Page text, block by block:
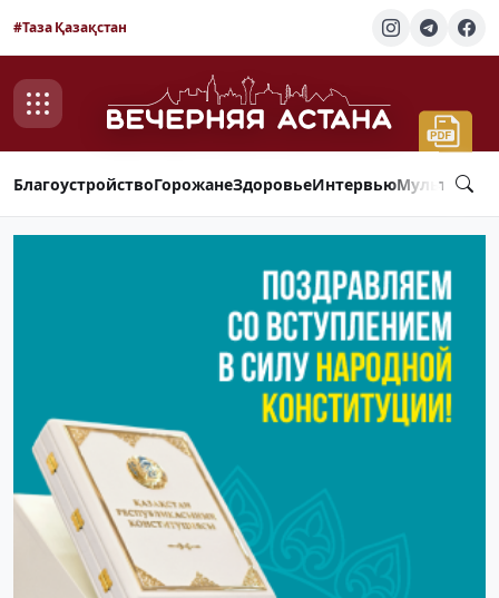
#Таза Қазақстан
БлагоустройствоГорожанеЗдоровьеИнтервью